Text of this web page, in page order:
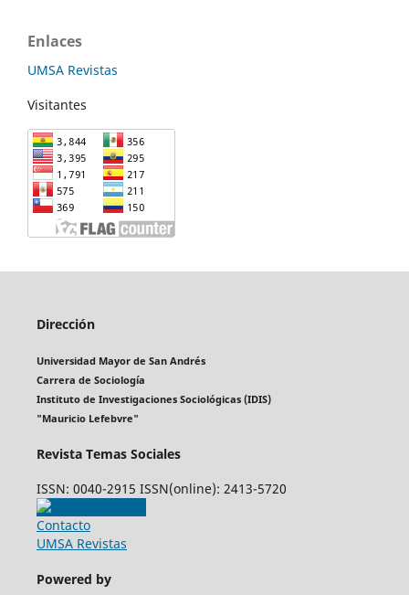
Enlaces
UMSA Revistas
Visitantes
Dirección
Universidad Mayor de San Andrés
Carrera de Sociología
Instituto de Investigaciones Sociológicas (IDIS)
"Mauricio Lefebvre"
Revista Temas Sociales
ISSN: 0040-2915 ISSN(online): 2413-5720
Contacto
UMSA Revistas
Powered by